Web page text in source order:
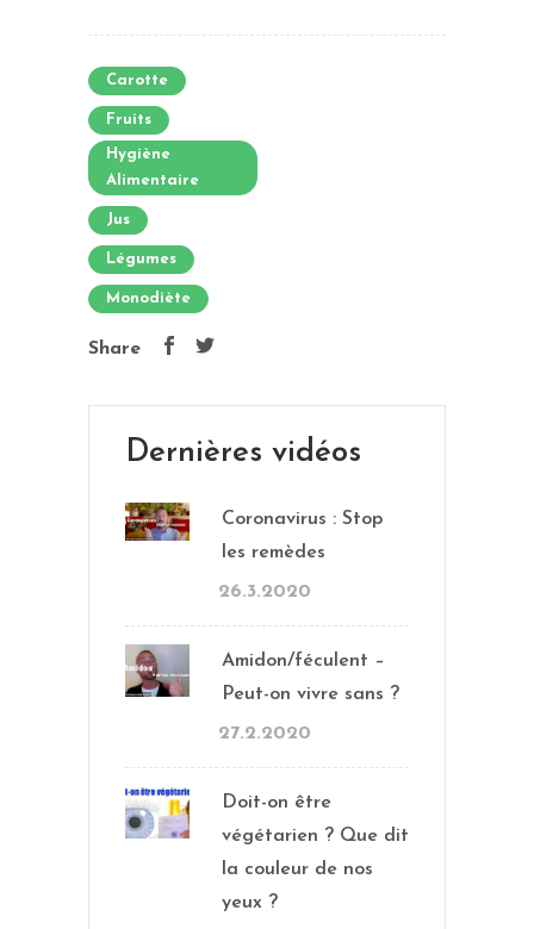
Carotte
Fruits
Hygiène
Alimentaire
Jus
Légumes
Monodiète
Share
Dernières vidéos
Coronavirus : Stop
les remèdes
26.3.2020
Amidon/féculent –
Peut-on vivre sans ?
27.2.2020
Doit-on être
végétarien ? Que dit
la couleur de nos
yeux ?